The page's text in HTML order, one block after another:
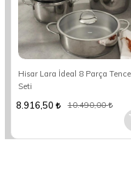
Hisar Lara İdeal 8 Parça
Seti
8.916,50 10.490,00